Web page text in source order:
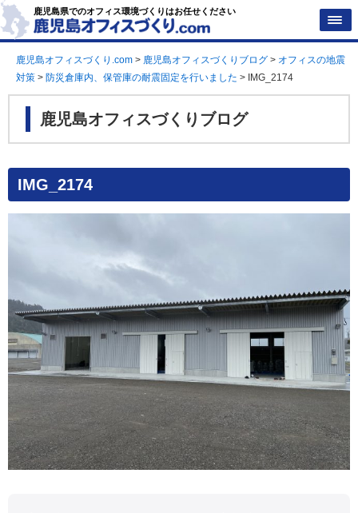
鹿児島県でのオフィス環境づくりはお任せください
鹿児島オフィスづくり.com > 鹿児島オフィスづくりブログ > オフィスの地震
対策 > 防災倉庫内、保管庫の耐震固定を行いました > IMG_2174
鹿児島オフィスづくりブログ
IMG_2174